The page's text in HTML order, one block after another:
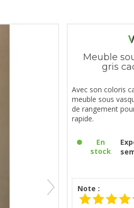
Meuble
gris
Avec son coloris
meuble sous
de rangement
rapide.
En
stock
Note :